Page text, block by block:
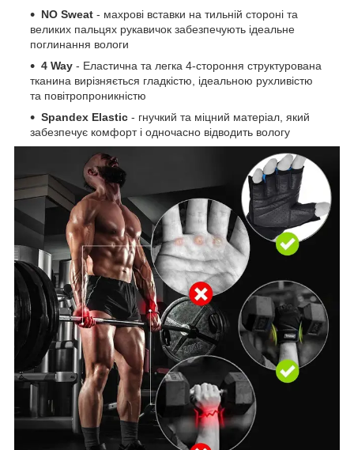
NO Sweat - махрові вставки на тильній стороні та
великих пальцях рукавичок забезпечують ідеальне
поглинання вологи
4 Way - Еластична та легка 4-стороння структурована
тканина вирізняється гладкістю, ідеальною рухливістю
та повітропроникністю
Spandex Elastic - гнучкий та міцний матеріал, який
забезпечує комфорт і одночасно відводить вологу